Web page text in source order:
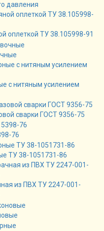
давления
оплеткой ТУ 38.105998-91
с нитяным усилением
сварки ГОСТ 9356-75
76
ТУ 38-1051731-86
из ПВХ ТУ 2247-001-